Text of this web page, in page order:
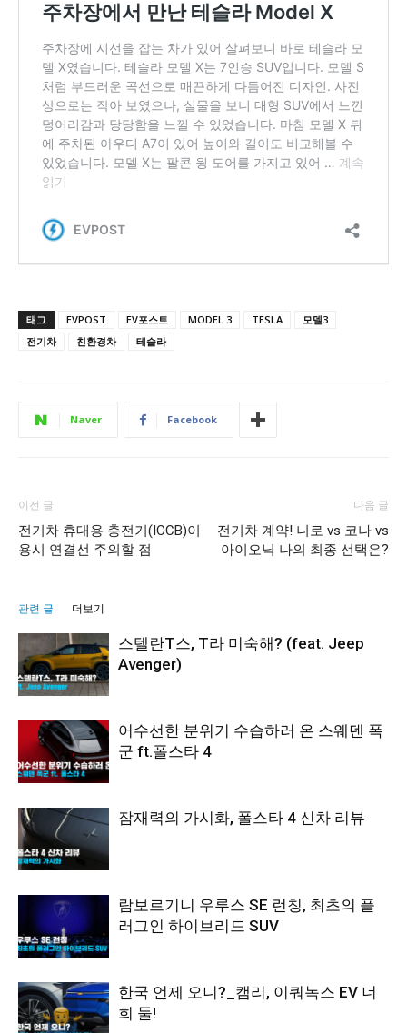
태그 EVPOST EV포스트 MODEL 3 TESLA
모델3
전기차
친환경차 테슬라
Naver Facebook
이전 글
전기차 휴대용 충전기(ICCB)이
용시 연결선 주의할 점
다음 글
전기차 계약! 니로 vs 코나 vs
아이오닉 나의 최종 선택은?
관련 글 더보기
스텔란T스, T라 미숙해? (feat. Jeep
Avenger)
어수선한 분위기 수습하러 온 스웨덴 폭
군 ft.폴스타 4
잠재력의 가시화, 폴스타 4 신차 리뷰
람보르기니 우루스 SE 런칭, 최초의 플
러그인 하이브리드 SUV
한국 언제 오니?_캠리, 이쿼녹스 EV 너
희 둘!